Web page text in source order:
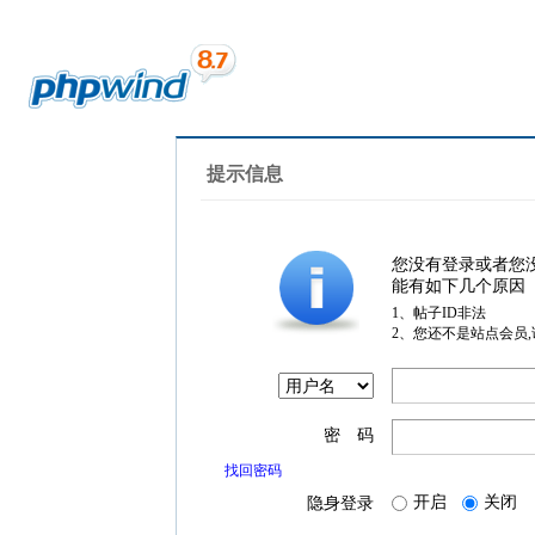
提示信息
您没有登录或者您
能有如下几个原因
1、帖子ID非法
2、您还不是站点会员
密 码
找回密码
隐身登录 开启 关闭